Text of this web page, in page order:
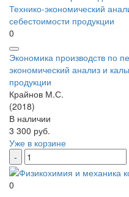
0
Экономика производств по
экономический анализ и
продукции
Крайнов М.С.
(2018)
В наличии
3 300 руб.
Уже в корзине
0